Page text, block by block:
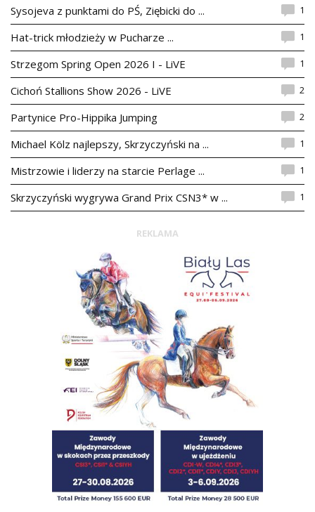
Sysojeva z punktami do PŚ, Ziębicki do ... 1
Hat-trick młodzieży w Pucharze ... 1
Strzegom Spring Open 2026 I - LiVE 1
Cichoń Stallions Show 2026 - LiVE 2
Partynice Pro-Hippika Jumping 2
Michael Kölz najlepszy, Skrzyczyński na ... 1
Mistrzowie i liderzy na starcie Perlage ... 1
Skrzyczyński wygrywa Grand Prix CSN3* w ... 1
REKLAMA